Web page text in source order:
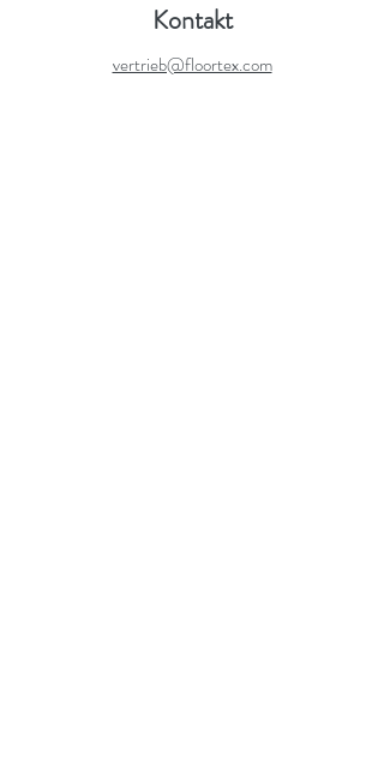
Kontakt
vertrieb@floortex.com